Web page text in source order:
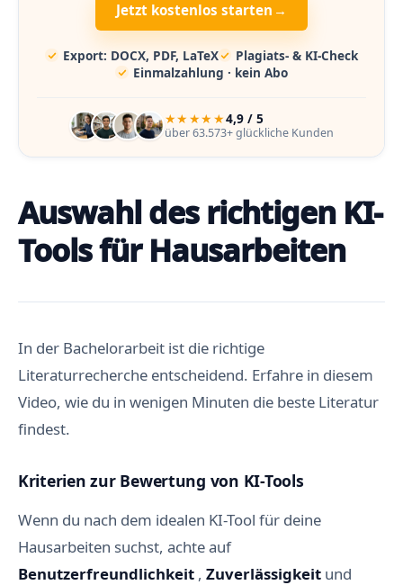
Jetzt kostenlos starten →
Export: DOCX, PDF, LaTeX
Plagiats- & KI-Check
Einmalzahlung · kein Abo
★★★★★4,9 / 5
über 63.573+ glückliche Kunden
Auswahl des richtigen KI-
Tools für Hausarbeiten
In der Bachelorarbeit ist die richtige
Literaturrecherche entscheidend. Erfahre in diesem
Video, wie du in wenigen Minuten die beste Literatur
findest.
Kriterien zur Bewertung von KI-Tools
Wenn du nach dem idealen KI-Tool für deine
Hausarbeiten suchst, achte auf
Benutzerfreundlichkeit , Zuverlässigkeit und